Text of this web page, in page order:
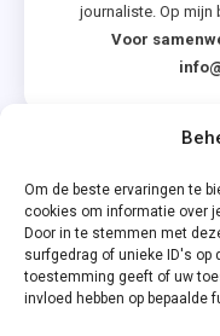
Om de beste ervaringen te
cookies om informatie over
Door in te stemmen met
surfgedrag of unieke ID's op
toestemming geeft of uw
invloed hebben op bepaalde
journaliste. Op mijn
Voor